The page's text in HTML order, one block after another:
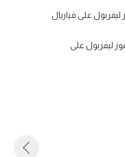
على فياريال
ليفربول على